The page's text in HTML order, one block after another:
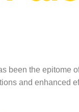
been the epitome
and enhanced